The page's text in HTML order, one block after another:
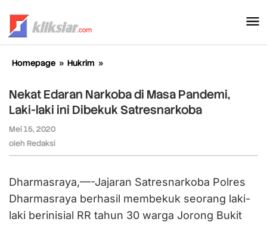
konten
Homepage » Hukrim »
Narkoba
di
Masa
Dibekuk
Satresnarkoba
Nekat Edaran Narkoba di Masa Pandemi,
Laki-laki ini Dibekuk Satresnarkoba
Mei 15, 2020
oleh Redaksi
Dharmasraya,—-Jajaran Satresnarkoba Polres
Dharmasraya berhasil membekuk seorang laki-
laki berinisial RR tahun 30 warga Jorong Bukit